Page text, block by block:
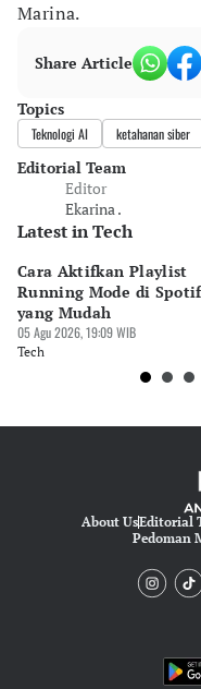
Marina.
Share Article
Topics
Teknologi AI ketahanan siber
Editorial Team
Editor
Ekarina .
Latest in Tech
Cara Aktifkan Playlist
Running Mode di
yang Mudah
05 Agu 2026, 19:09 WIB
Tech
About UsEditorial
Pedoman